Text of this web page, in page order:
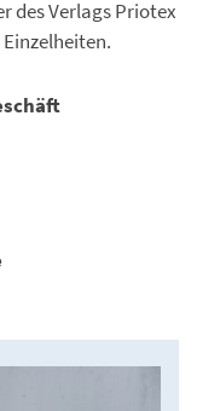
des Verlags Priotex